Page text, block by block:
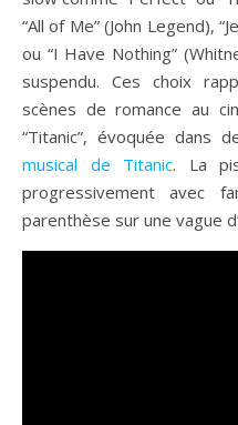
“All of Me” (John Legend),
ou “I Have Nothing”
suspendu. Ces choix
scènes de romance au
“Titanic”, évoquée dans
musical de Titanic. La
progressivement avec
parenthèse sur une vague